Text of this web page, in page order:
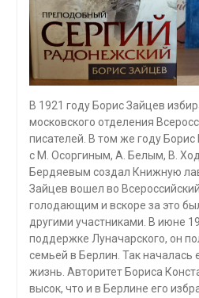
В 1921 году Борис Зайцев
московского отделения
писателей. В том же году
с М. Осоргиным, А. Белым, В.
Бердяевым создал Книжную
Зайцев вошел во
голодающим и вскоре за это
другими участниками. В июне
поддержке Луначарского, он
семьей в Берлин. Так началась
жизнь. Авторитет Бориса
высок, что и в Берлине его